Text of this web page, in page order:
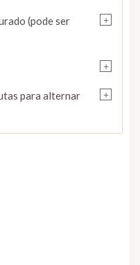
+
(pode ser
+
+
para alternar